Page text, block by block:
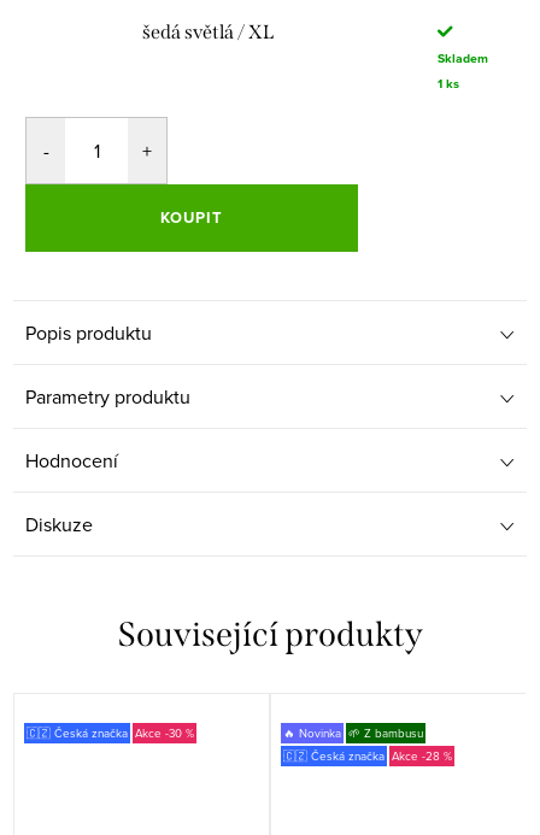
šedá světlá / XL
Skladem
1 ks
KOUPIT
Popis produktu
Parametry produktu
Hodnocení
Diskuze
Související produkty
🇨🇿 Česká značka -30 % 🔥 Novinka 🌱 Z bambusu
🇨🇿 Česká značka
-28 %